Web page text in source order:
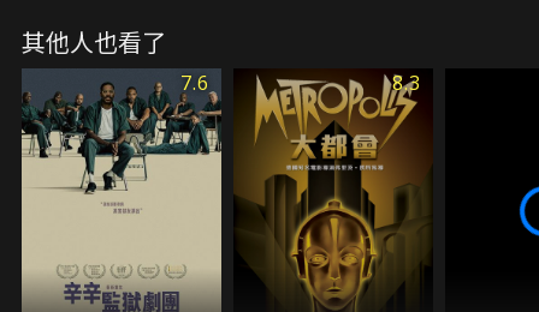
他再持續追查，提姆毅然決然的辭去工作，並深入哥
倫比亞叢林，誓言要把女孩及孩子們從煉獄中解救出
來。
其他人也看了
7.6 8.3